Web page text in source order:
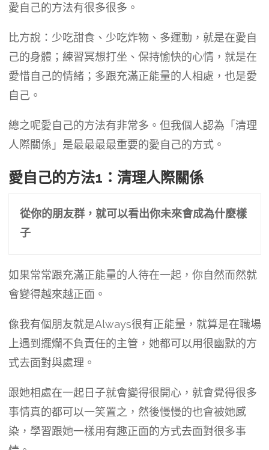
愛自己的方法有很多很多。
比方說：少吃甜食、少吃炸物、多運動，就是在愛自
己的身體；練習冥想打坐、保持愉快的心情，就是在
愛惜自己的情緒；多跟充滿正能量的人相處，也是愛
自己。
總之呢愛自己的方法有非常多。但我個人認為「清理
人際關係」是最最最最重要的愛自己的方式。
愛自己的方法1：清理人際關係
從你的朋友群，就可以看出你未來會成為什麼樣
子
如果常常跟充滿正能量的人待在一起，你自然而然就
會變得越來越正面。
像我有個朋友就是Always很有正能量，就算是在職場
上遇到擺爛不負責任的主管，她都可以用很幽默的方
式去面對與處理。
跟她相處在一起日子就會變得很開心，就會覺得很多
事情真的都可以一笑置之，然後慢慢的也會被她感
染，學習跟她一樣用有趣正面的方式去面對很多事